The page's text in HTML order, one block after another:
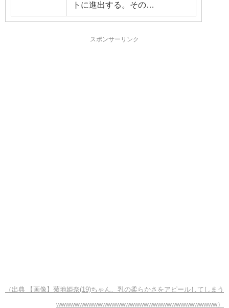
トに進出する。その…
スポンサーリンク
（出典 【画像】菊地姫奈(19)ちゃん、乳の柔らかさをアピールしてしまう
wwwwwwwwwwwwwwwwwwwwwwwwwwwwwwwwwww）